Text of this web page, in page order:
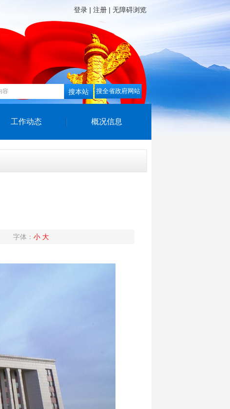
登录 注册 无障碍浏览
工作动态 概况信息
字体：小 大